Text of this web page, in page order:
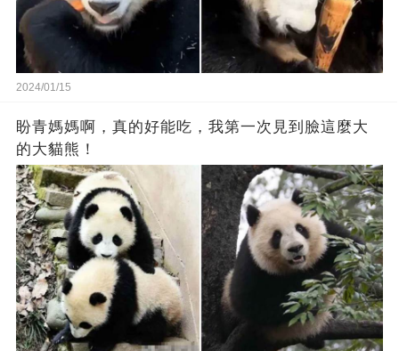
2024/01/15
盼青媽媽啊，真的好能吃，我第一次見到臉這麼大
的大貓熊！